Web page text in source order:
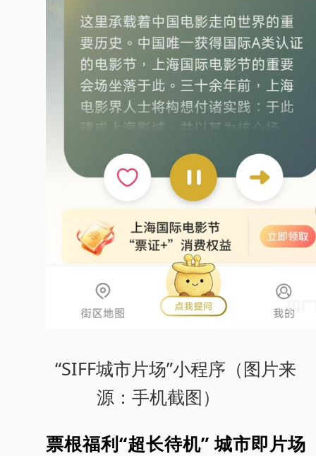
“SIFF城市片场”小程序（图片来
源：手机截图）
票根福利“超长待机” 城市即片场